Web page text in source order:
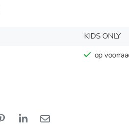
KIDS ONLY
op